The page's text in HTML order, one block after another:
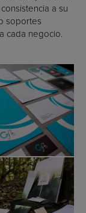
a su
soportes
cada negocio.